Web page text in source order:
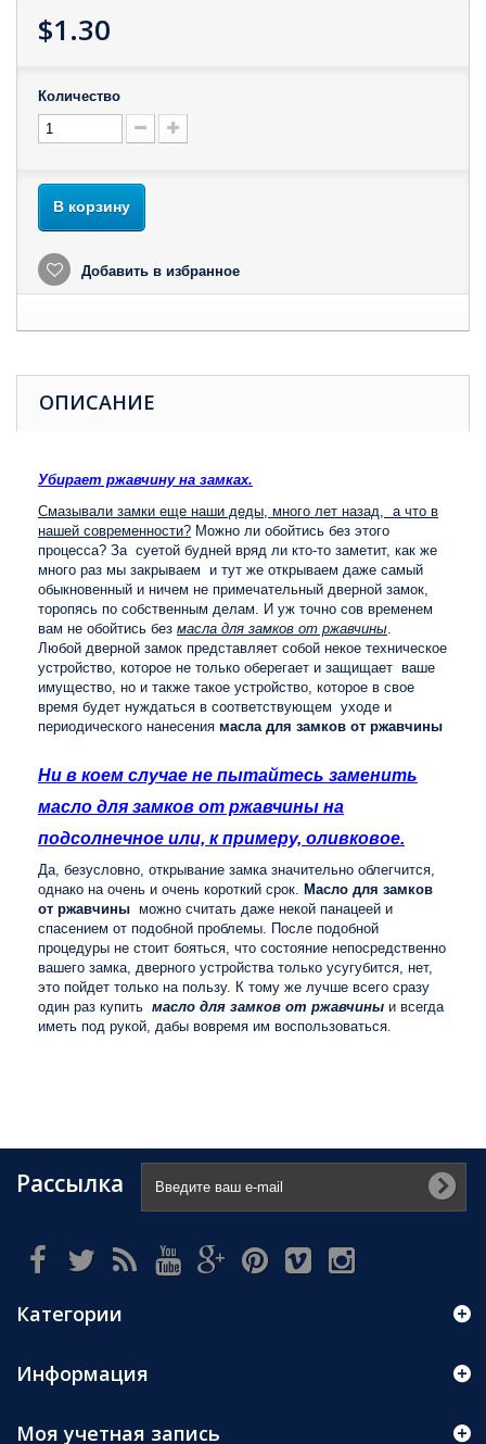
$1.30
Количество
В корзину
Добавить в избранное
ОПИСАНИЕ
Убирает ржавчину на замках.
Смазывали замки еще наши деды, много лет назад, а что в
нашей современности? Можно ли обойтись без этого
процесса? За суетой будней вряд ли кто-то заметит, как же
много раз мы закрываем и тут же открываем даже самый
обыкновенный и ничем не примечательный дверной замок,
торопясь по собственным делам. И уж точно сов временем
вам не обойтись без масла для замков от ржавчины.
Любой дверной замок представляет собой некое техническое
устройство, которое не только оберегает и защищает ваше
имущество, но и также такое устройство, которое в свое
время будет нуждаться в соответствующем уходе и
периодического нанесения масла для замков от ржавчины
Ни в коем случае не пытайтесь заменить
масло для замков от ржавчины на
подсолнечное или, к примеру, оливковое.
Да, безусловно, открывание замка значительно облегчится,
однако на очень и очень короткий срок. Масло для замков
от ржавчины можно считать даже некой панацеей и
спасением от подобной проблемы. После подобной
процедуры не стоит бояться, что состояние непосредственно
вашего замка, дверного устройства только усугубится, нет,
это пойдет только на пользу. К тому же лучше всего сразу
один раз купить масло для замков от ржавчины и всегда
иметь под рукой, дабы вовремя им воспользоваться.
Рассылка
Категории
Информация
Моя учетная запись